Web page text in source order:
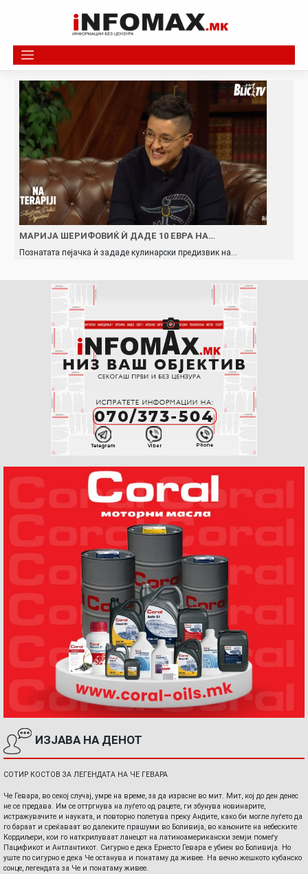
МАРИЈА ШЕРИФОВИЌ Ѝ ДАДЕ 10 ЕВРА НА…
Познатата пејачка ѝ зададе кулинарски предизвик на…
ИЗЈАВА НА ДЕНОТ
СОТИР КОСТОВ ЗА ЛЕГЕНДАТА НА ЧЕ ГЕВАРА
Че Гевара, во секој случај, умре на време, за да израсне во мит. Мит, кој до ден денес
не се предава. Им се оттргнува на луѓето од рацете, ги збунува новинарите,
истражувачите и науката, и повторно полетува преку Андите, како би могле луѓето да
го бараат и среќаваат во далеките прашуми во Боливија, во кањоните на небеските
Кордиљери, кои го наткрилуваат ланецот на латиноамерикански земји помеѓу
Пацификот и Антлантикот. Сигурно е дека Ернесто Гевара е убиен во Боливија. Но
уште по сигурно е дека Че останува и понатаму да живее. На вечно жешкото кубанско
сонце, легендата за Че и понатаму живее.